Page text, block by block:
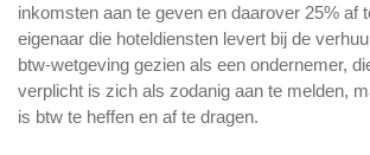
inkomsten aan te geven en daarover 25% af
eigenaar die hoteldiensten levert bij de
btw-wetgeving gezien als een ondernemer,
verplicht is zich als zodanig aan te melden,
is btw te heffen en af te dragen.